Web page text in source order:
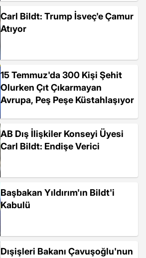
Carl Bildt: Trump İsveç'e Çamur
Atıyor
15 Temmuz'da 300 Kişi Şehit
Olurken Çıt Çıkarmayan
Avrupa, Peş Peşe Küstahlaşıyor
AB Dış İlişkiler Konseyi Üyesi
Carl Bildt: Endişe Verici
Başbakan Yıldırım'ın Bildt'i
Kabulü
Dışişleri Bakanı Çavuşoğlu'nun